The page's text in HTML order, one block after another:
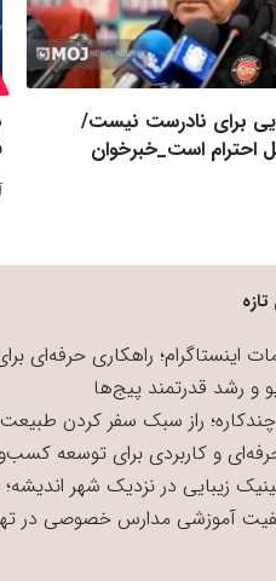
برای نادرست نیست/
احترام است_خبرخوان
اینستاگرام؛ راهکاری حرفه‌ای
و رشد قدرتمند پیج‌ها
راز سبک سفر کردن
و کاربردی برای توسعه
زیبایی در نزدیک شهر اندیشه؛
آموزشی مدارس خصوصی در